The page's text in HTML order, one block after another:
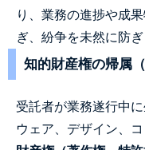
り、業務の進捗や成
ぎ、紛争を未然に防ぎ
知的財産権の帰属
受託者が業務遂行中
ウェア、デザイン、